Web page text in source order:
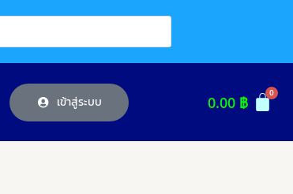
เข้าสู่ระบบ 0.00 ฿